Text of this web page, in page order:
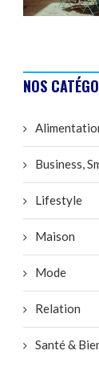
NOS
Business,
Lifestyle
Maison
Mode
Relation
Santé &